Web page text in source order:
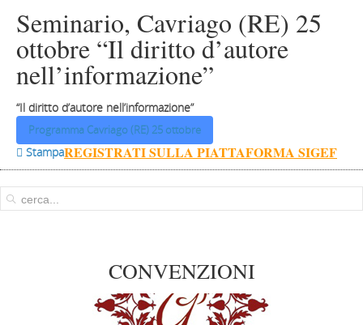
Seminario, Cavriago (RE) 25
ottobre “Il diritto d’autore
nell’informazione”
“Il diritto d’autore nell’informazione”
Programma Cavriago (RE) 25 ottobre
REGISTRATI SULLA PIATTAFORMA SIGEF
 Stampa
CONVENZIONI